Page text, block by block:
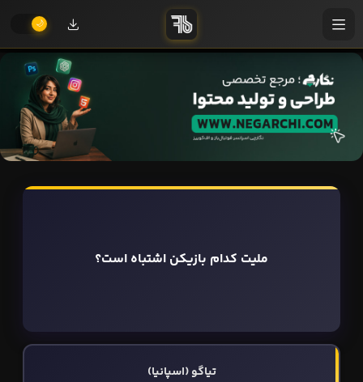
ملیت کدام بازیکن اشتباه است؟
تیاگو (اسپانیا)